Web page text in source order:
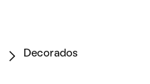
Decorados